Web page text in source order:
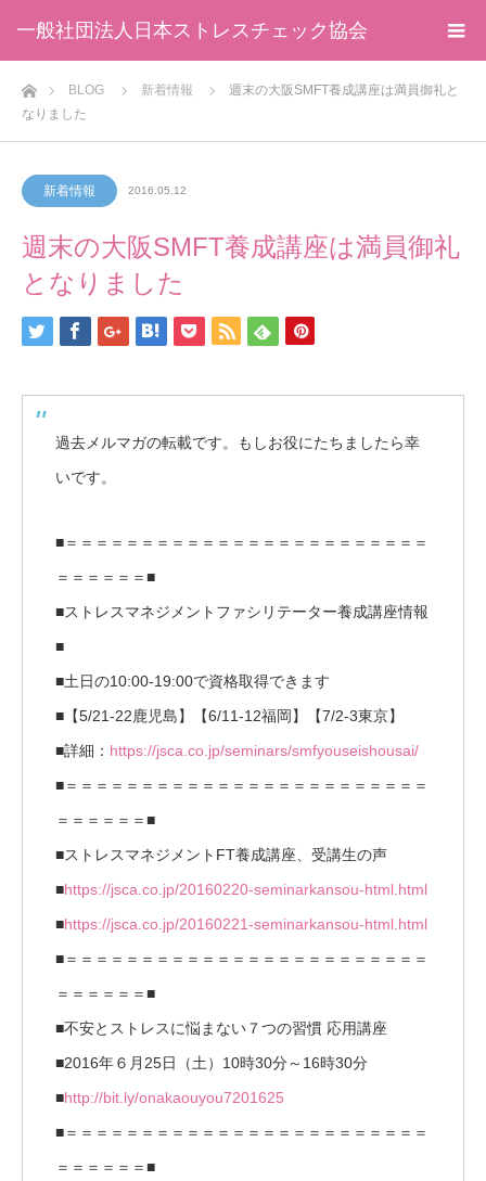
一般社団法人日本ストレスチェック協会
ホームBLOG 新着情報
週末の大阪SMFT養成講座は満員御礼と
なりました
新着情報 2016.05.12
週末の大阪SMFT養成講座は満員御礼
となりました
過去メルマガの転載です。もしお役にたちましたら幸
いです。
■＝＝＝＝＝＝＝＝＝＝＝＝＝＝＝＝＝＝＝＝＝＝＝＝
＝＝＝＝＝＝■
■ストレスマネジメントファシリテーター養成講座情報
■
■土日の10:00-19:00で資格取得できます
■【5/21-22鹿児島】【6/11-12福岡】【7/2-3東京】
■詳細： https://jsca.co.jp/seminars/smfyouseishousai/
■＝＝＝＝＝＝＝＝＝＝＝＝＝＝＝＝＝＝＝＝＝＝＝＝
＝＝＝＝＝＝■
■ストレスマネジメントFT養成講座、受講生の声
■https://jsca.co.jp/20160220-seminarkansou-html.html
■https://jsca.co.jp/20160221-seminarkansou-html.html
■＝＝＝＝＝＝＝＝＝＝＝＝＝＝＝＝＝＝＝＝＝＝＝＝
＝＝＝＝＝＝■
■不安とストレスに悩まない７つの習慣 応用講座
■2016年６月25日（土）10時30分～16時30分
■http://bit.ly/onakaouyou7201625
■＝＝＝＝＝＝＝＝＝＝＝＝＝＝＝＝＝＝＝＝＝＝＝＝
＝＝＝＝＝＝■